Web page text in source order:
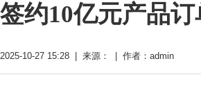
签约10亿元产品
2025-10-27 15:28 | 来源： | 作者：admin